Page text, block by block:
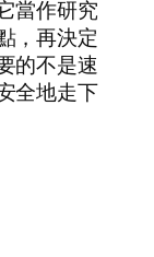
當作研究
，再決定
的不是速
全地走下